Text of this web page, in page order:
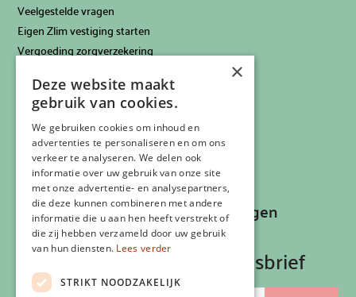
Veelgestelde vragen
Eigen Zlim vestiging starten
Vergoeding zorgverzekering
Privacyverklaring
Cookiebeleid
Klachtenregeling
Algemene voorwaarden
Contactgegevens
Recepten, inspiratie en aanbiedingen
ontvangen?
Schrijf je in op onze nieuwsbrief
×
Deze website maakt
gebruik van cookies.
We gebruiken cookies om inhoud en
advertenties te personaliseren en om ons
verkeer te analyseren. We delen ook
informatie over uw gebruik van onze site
met onze advertentie- en analysepartners,
die deze kunnen combineren met andere
informatie die u aan hen heeft verstrekt of
die zij hebben verzameld door uw gebruik
van hun diensten. Lees verder
STRIKT NOODZAKELIJK